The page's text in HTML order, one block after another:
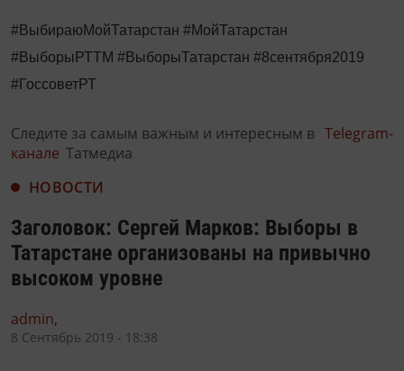
#ВыбираюМойТатарстан #МойТатарстан
#ВыборыРТТМ #ВыборыТатарстан #8сентября2019
#ГоссоветРТ
Следите за самым важным и интересным в Telegram-
канале Татмедиа
НОВОСТИ
Заголовок: Сергей Марков: Выборы в
Татарстане организованы на привычно
высоком уровне
admin,
8 Сентябрь 2019 - 18:38